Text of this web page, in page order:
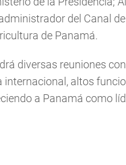
del Canal
de Panamá.
diversas reuniones
altos
a Panamá como